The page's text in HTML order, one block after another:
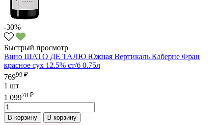
-30%
Быстрый просмотр
Вино ШАТО ДЕ ТАЛЮ Южная Вертикаль Каберне Фран
красное сух 12.5% ст/б 0.75л
76999 ₽
1 шт
1 09978 ₽
В корзину В корзину